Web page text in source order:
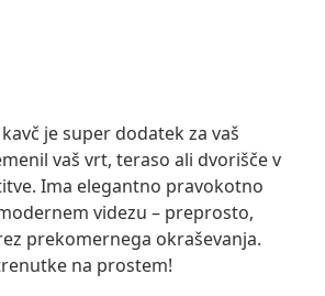
je super dodatek za vaš
vaš vrt, teraso ali dvorišče v
Ima elegantno pravokotno
videzu – preprosto,
prekomernega okraševanja.
na prostem!